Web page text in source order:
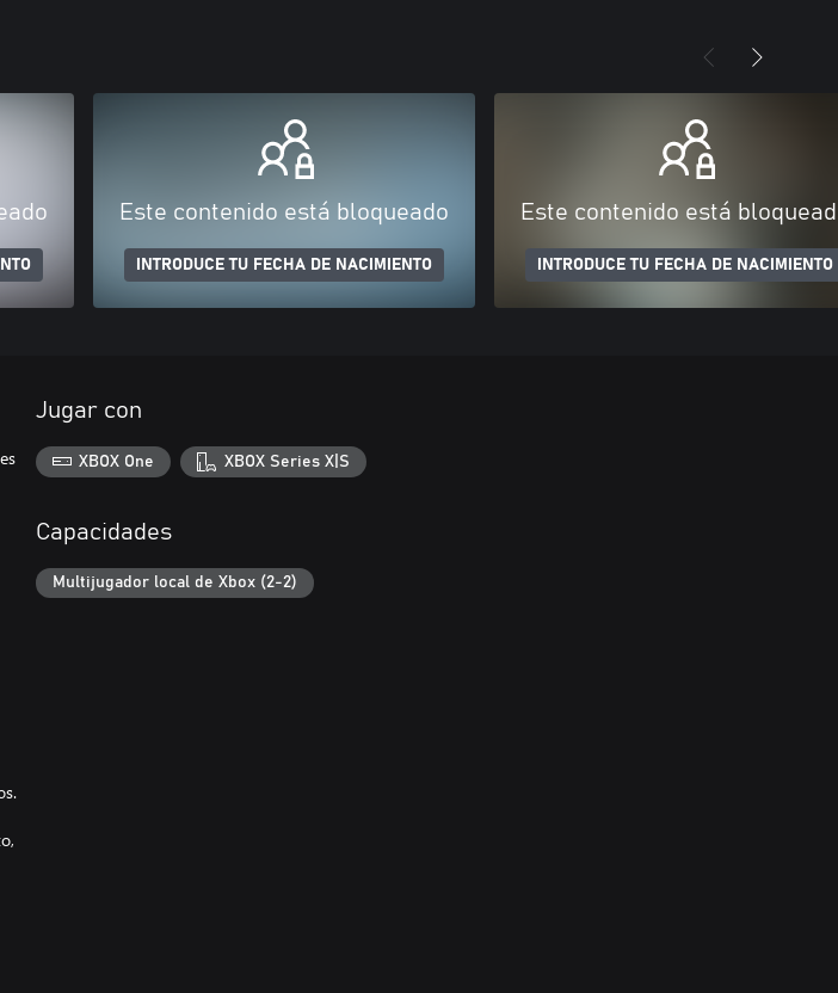
Este contenido está bloqueado
INTRODUCE TU FECHA DE NACIMIENTO
Este contenido está
INTRODUCE TU FECHA DE NACIMIENTO
Jugar con
XBOX One XBOX Series X|S
Capacidades
Multijugador local de Xbox (2-2)